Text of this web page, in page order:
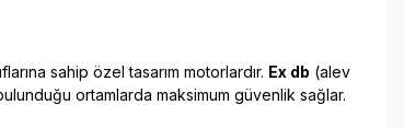
sahip özel tasarım motorlardır. Ex db (alev
ortamlarda maksimum güvenlik sağlar.